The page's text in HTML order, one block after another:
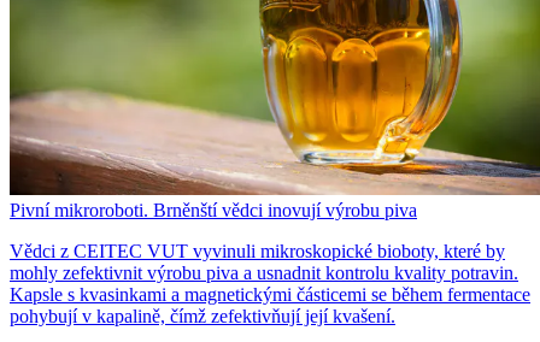
Pivní mikroroboti. Brněnští vědci inovují výrobu piva
Vědci z CEITEC VUT vyvinuli mikroskopické bioboty, které by
mohly zefektivnit výrobu piva a usnadnit kontrolu kvality potravin.
Kapsle s kvasinkami a magnetickými částicemi se během fermentace
pohybují v kapalině, čímž zefektivňují její kvašení.